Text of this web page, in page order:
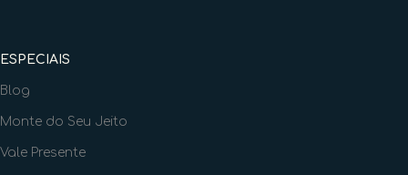
ESPECIAIS
Blog
Monte do Seu Jeito
Vale Presente